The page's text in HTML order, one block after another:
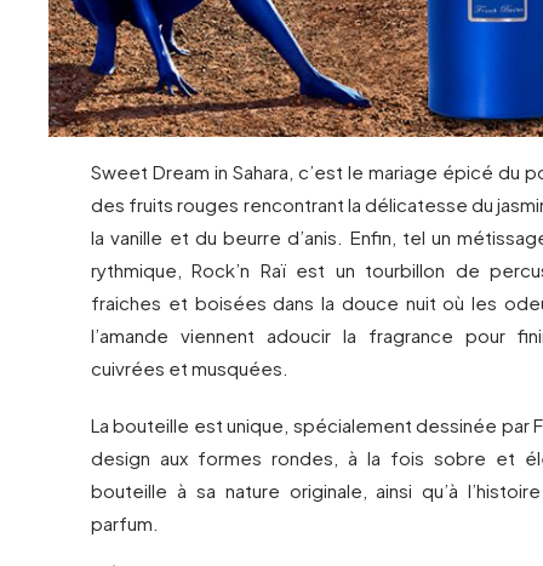
Sweet Dream in Sahara, c’est le mariage épicé du
des fruits rouges rencontrant la délicatesse du
la vanille et du beurre d’anis. Enfin, tel un
rythmique, Rock’n Raï est un tourbillon de
fraiches et boisées dans la douce nuit où les
l’amande viennent adoucir la fragrance pour
cuivrées et musquées.
La bouteille est unique, spécialement dessinée par
design aux formes rondes, à la fois sobre et
bouteille à sa nature originale, ainsi qu’à
parfum.